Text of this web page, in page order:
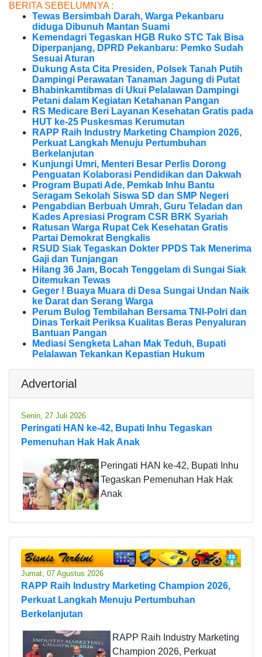
BERITA SEBELUMNYA :
Tewas Bersimbah Darah, Warga Pekanbaru
diduga Dibunuh Mantan Suami
Kemendagri Tegaskan HGB Ruko STC Tak Bisa
Diperpanjang, DPRD Pekanbaru: Pemko Sudah
Sesuai Aturan
Dukung Asta Cita Presiden, Polsek Tanah Putih
Dampingi Perawatan Tanaman Jagung di Putat
Bhabinkamtibmas di Ukui Pelalawan Dampingi
Petani dalam Kegiatan Ketahanan Pangan
RS Medicare Beri Layanan Kesehatan Gratis pada
HUT ke-25 Puskesmas Kerumutan
RAPP Raih Industry Marketing Champion 2026,
Perkuat Langkah Menuju Pertumbuhan
Berkelanjutan
Kunjungi Umri, Menteri Besar Perlis Dorong
Penguatan Kolaborasi Pendidikan dan Dakwah
Program Bupati Ade, Pemkab Inhu Bantu
Seragam Sekolah Siswa SD dan SMP Negeri
Pengabdian Berbuah Umrah, Guru Teladan dan
Kades Apresiasi Program CSR BRK Syariah
Ratusan Warga Rupat Cek Kesehatan Gratis
Partai Demokrat Bengkalis
RSUD Siak Tegaskan Dokter PPDS Tak Menerima
Gaji dan Tunjangan
Hilang 36 Jam, Bocah Tenggelam di Sungai Siak
Ditemukan Tewas
Geger ! Buaya Muara di Desa Sungai Undan Naik
ke Darat dan Serang Warga
Perum Bulog Tembilahan Bersama TNI-Polri dan
Dinas Terkait Periksa Kualitas Beras Penyaluran
Bantuan Pangan
Mediasi Sengketa Lahan Mak Teduh, Bupati
Pelalawan Tekankan Kepastian Hukum
Advertorial
Senin, 27 Juli 2026
Peringati HAN ke-42, Bupati Inhu Tegaskan
Pemenuhan Hak Hak Anak
Peringati HAN ke-42, Bupati Inhu
Tegaskan Pemenuhan Hak Hak
Anak
Jumat, 07 Agustus 2026
RAPP Raih Industry Marketing Champion 2026,
Perkuat Langkah Menuju Pertumbuhan
Berkelanjutan
RAPP Raih Industry Marketing
Champion 2026, Perkuat